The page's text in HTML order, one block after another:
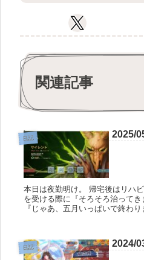
関連記事
日記 2025/
本日は夜勤明け。 帰宅後はリハ
を受ける際に『そろそろ治って
『じゃあ、五月いっぱいで終わ
日記 2024/